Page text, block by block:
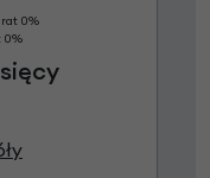
rat 0%
0%